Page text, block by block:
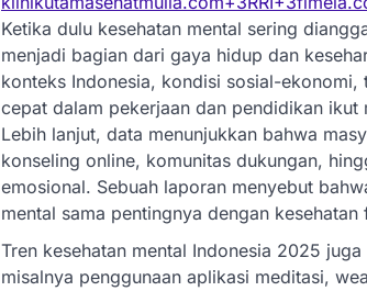
Ketika dulu kesehatan mental sering
menjadi bagian dari gaya hidup dan
konteks Indonesia, kondisi sosial-
cepat dalam pekerjaan dan pendidikan ikut
Lebih lanjut, data menunjukkan bahwa
konseling online, komunitas dukungan,
emosional. Sebuah laporan menyebut
mental sama pentingnya dengan kesehatan
Tren kesehatan mental Indonesia 2025
misalnya penggunaan aplikasi meditasi,